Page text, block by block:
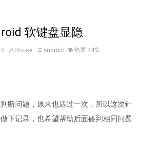
软键盘显隐
Rouse android 热度 44℃
断问题，原来也遇过一次，所以这次针
下记录，也希望帮助后面碰到相同问题